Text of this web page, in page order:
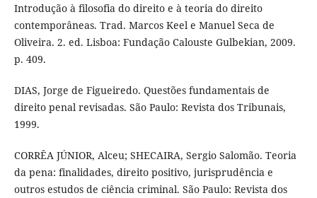
Introdução à filosofia do direito e à teoria do direito
contemporâneas. Trad. Marcos Keel e Manuel Seca de
Oliveira. 2. ed. Lisboa: Fundação Calouste Gulbekian, 2009.
p. 409.
DIAS, Jorge de Figueiredo. Questões fundamentais de
direito penal revisadas. São Paulo: Revista dos Tribunais,
1999.
CORRÊA JÚNIOR, Alceu; SHECAIRA, Sergio Salomão. Teoria
da pena: finalidades, direito positivo, jurisprudência e
outros estudos de ciência criminal. São Paulo: Revista dos